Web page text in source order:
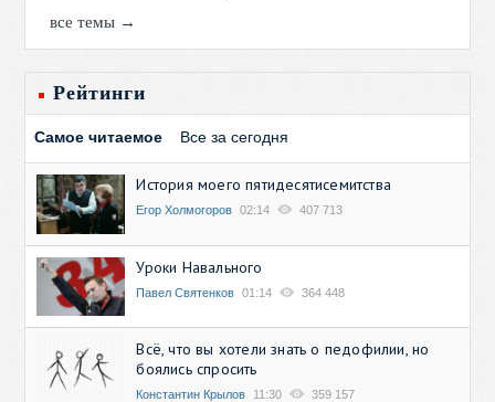
все темы →
Рейтинги
Самое читаемое Все за сегодня
История моего пятидесятисемитства
Егор Холмогоров 02:14 407 713
Уроки Навального
Павел Святенков 01:14 364 448
Всё, что вы хотели знать о педофилии, но
боялись спросить
Константин Крылов 11:30 359 157